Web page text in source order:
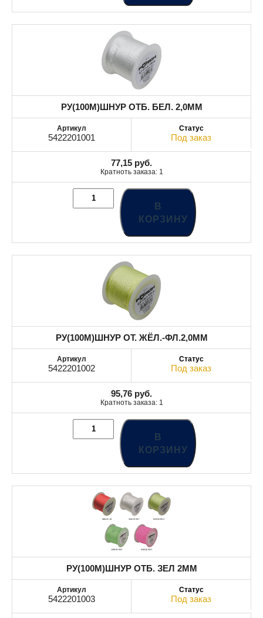
РУ(100M)ШНУР ОТБ. БЕЛ. 2,0MM
5422201001 Под заказ
77,15 руб.
Кратноть заказа: 1
В
КОРЗИНУ
РУ(100M)ШНУР ОТ. ЖЁЛ.-ФЛ.2,0MM
5422201002 Под заказ
95,76 руб.
Кратноть заказа: 1
В
КОРЗИНУ
РУ(100M)ШНУР ОТБ. ЗЕЛ 2MM
5422201003 Под заказ